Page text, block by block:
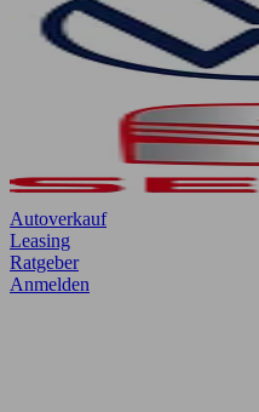
Autoverkauf
Leasing
Ratgeber
Anmelden